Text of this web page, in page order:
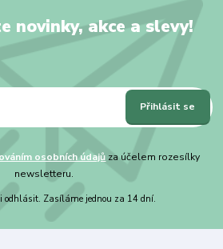
novinky, akce a slevy!
Přihlásit se
osobních údajů za účelem rozesílky
newsletteru.
odhlásit. Zasíláme jednou za 14 dní.